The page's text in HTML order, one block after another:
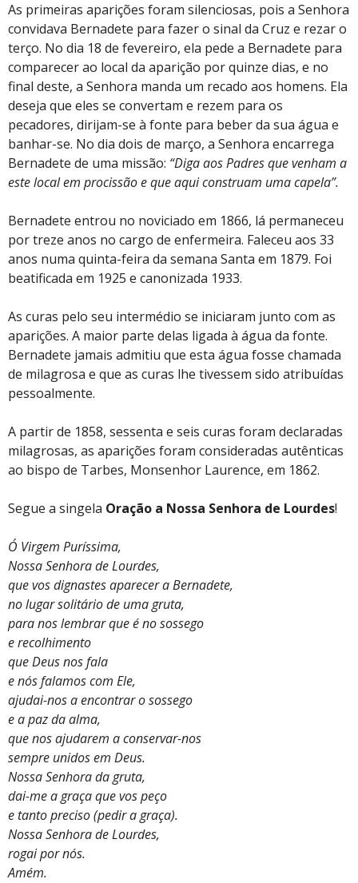
As primeiras aparições foram silenciosas, pois a Senhora
convidava Bernadete para fazer o sinal da Cruz e rezar o
terço. No dia 18 de fevereiro, ela pede a Bernadete para
comparecer ao local da aparição por quinze dias, e no
final deste, a Senhora manda um recado aos homens. Ela
deseja que eles se convertam e rezem para os
pecadores, dirijam-se à fonte para beber da sua água e
banhar-se. No dia dois de março, a Senhora encarrega
Bernadete de uma missão: “Diga aos Padres que venham a
este local em procissão e que aqui construam uma capela”.
Bernadete entrou no noviciado em 1866, lá permaneceu
por treze anos no cargo de enfermeira. Faleceu aos 33
anos numa quinta-feira da semana Santa em 1879. Foi
beatificada em 1925 e canonizada 1933.
As curas pelo seu intermédio se iniciaram junto com as
aparições. A maior parte delas ligada à água da fonte.
Bernadete jamais admitiu que esta água fosse chamada
de milagrosa e que as curas lhe tivessem sido atribuídas
pessoalmente.
A partir de 1858, sessenta e seis curas foram declaradas
milagrosas, as aparições foram consideradas autênticas
ao bispo de Tarbes, Monsenhor Laurence, em 1862.
Segue a singela Oração a Nossa Senhora de Lourdes!
Ó Virgem Puríssima,
Nossa Senhora de Lourdes,
que vos dignastes aparecer a Bernadete,
no lugar solitário de uma gruta,
para nos lembrar que é no sossego
e recolhimento
que Deus nos fala
e nós falamos com Ele,
ajudai-nos a encontrar o sossego
e a paz da alma,
que nos ajudarem a conservar-nos
sempre unidos em Deus.
Nossa Senhora da gruta,
dai-me a graça que vos peço
e tanto preciso (pedir a graça).
Nossa Senhora de Lourdes,
rogai por nós.
Amém.